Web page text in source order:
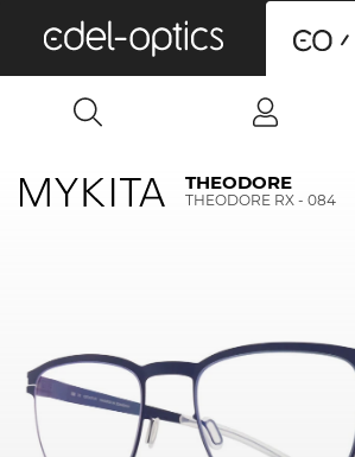
THEODORE
THEODORE RX - 084